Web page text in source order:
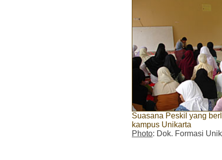
Suasana Peskil yang
kampus Unikarta
Photo: Dok. Formasi